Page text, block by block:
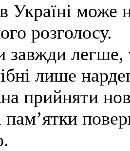
Україні може
розголосу.
завжди
лише
прийняти
пам’ятки